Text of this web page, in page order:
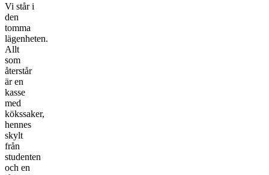
Vi står i
den
tomma
lägenheten.
Allt
som
återstår
är en
kasse
med
kökssaker,
hennes
skylt
från
studenten
och en